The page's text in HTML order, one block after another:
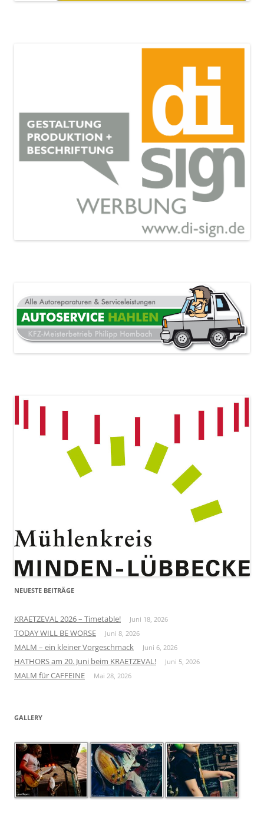
NEUESTE BEITRÄGE
KRAETZEVAL 2026 – Timetable! Juni 18, 2026
TODAY WILL BE WORSE Juni 8, 2026
MALM – ein kleiner Vorgeschmack Juni 6, 2026
HATHORS am 20. Juni beim KRAETZEVAL! Juni 5, 2026
MALM für CAFFEINE Mai 28, 2026
GALLERY